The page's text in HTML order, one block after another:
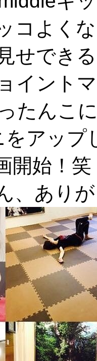
コよく
せでき
イント
たんこ
をアッ
開始！笑
、あり